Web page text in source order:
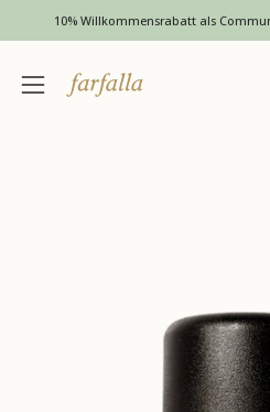
überspringen
10% Willkommensrabatt als
Navigationsmenü